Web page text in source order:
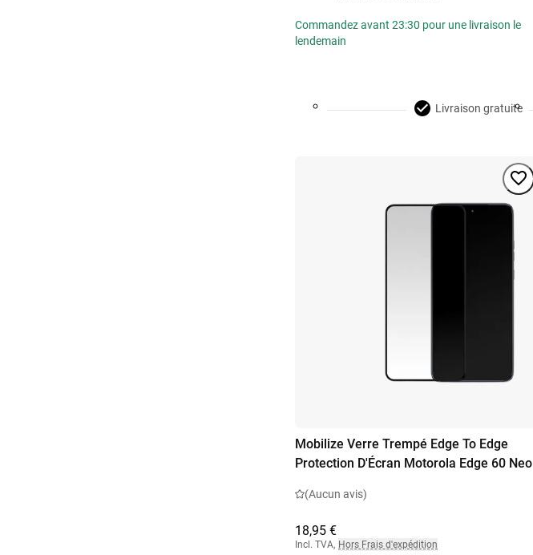
Commandez avant 23:30 pour une livraison le
lendemain
Livraison gratuite
Mobilize Verre Trempé Edge To Edge
Protection D'Écran Motorola Edge 60 Neo
(Aucun avis)
18,95 €
Incl. TVA, Hors Frais d'expédition